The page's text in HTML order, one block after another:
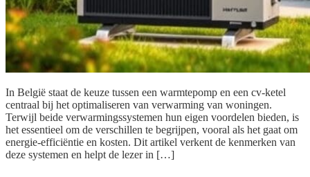
In België staat de keuze tussen een warmtepomp en een cv-ketel
centraal bij het optimaliseren van verwarming van woningen.
Terwijl beide verwarmingssystemen hun eigen voordelen bieden, is
het essentieel om de verschillen te begrijpen, vooral als het gaat om
energie-efficiëntie en kosten. Dit artikel verkent de kenmerken van
deze systemen en helpt de lezer in […]